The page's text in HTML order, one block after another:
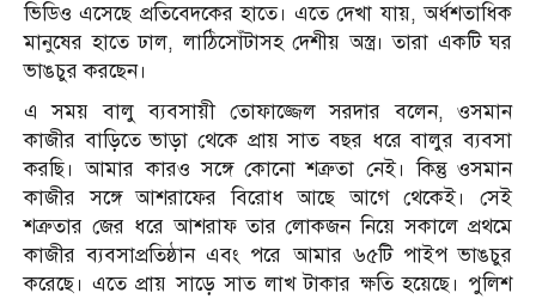
ভিডিও এসেছে প্রতিবেদকের হাতে। এতে দেখা যায়, অর্ধশতাধিক
মানুষের হাতে ঢাল, লাঠিসোঁটাসহ দেশীয় অস্ত্র। তারা একটি ঘর
ভাঙচুর করছেন।
এ সময় বালু ব্যবসায়ী তোফাজ্জেল সরদার বলেন, ওসমান
কাজীর বাড়িতে ভাড়া থেকে প্রায় সাত বছর ধরে বালুর ব্যবসা
করছি। আমার কারও সঙ্গে কোনো শত্রুতা নেই। কিন্তু ওসমান
কাজীর সঙ্গে আশরাফের বিরোধ আছে আগে থেকেই। সেই
শত্রুতার জের ধরে আশরাফ তার লোকজন নিয়ে সকালে প্রথমে
কাজীর ব্যবসাপ্রতিষ্ঠান এবং পরে আমার ৬৫টি পাইপ ভাঙচুর
করেছে। এতে প্রায় সাড়ে সাত লাখ টাকার ক্ষতি হয়েছে। পুলিশ